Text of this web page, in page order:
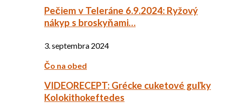
Pečiem v Teleráne 6.9.2024: Ryžový
nákyp s broskyňami…
3. septembra 2024
Čo na obed
VIDEORECEPT: Grécke cuketové guľky
Kolokithokeftedes